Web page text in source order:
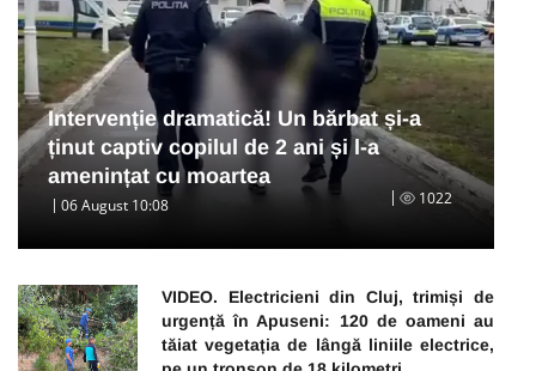
Intervenție dramatică! Un bărbat și-a
ținut captiv copilul de 2 ani și l-a
amenințat cu moartea
06 August 10:08 1022
VIDEO. Electricieni din Cluj, trimiși de
urgență în Apuseni: 120 de oameni au
tăiat vegetația de lângă liniile electrice,